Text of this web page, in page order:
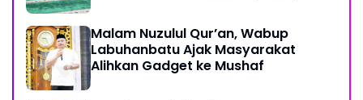
Malam Nuzulul Qur’an, Wabup
Labuhanbatu Ajak Masyarakat
Alihkan Gadget ke Mushaf